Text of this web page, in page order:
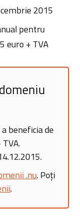
2015
pentru
euro + TVA
beneficia de
.nu. Poți
.